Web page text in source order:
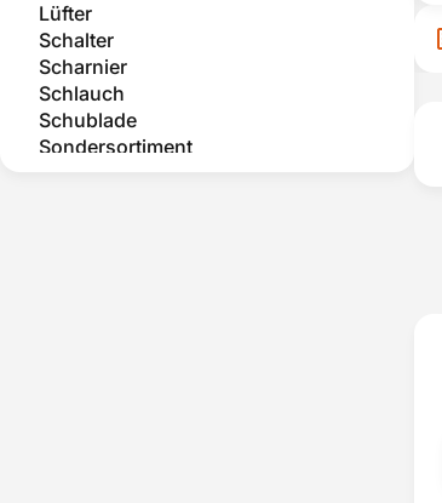
Lüfter
Schalter
Scharnier
Schlauch
Schublade
Sondersortiment